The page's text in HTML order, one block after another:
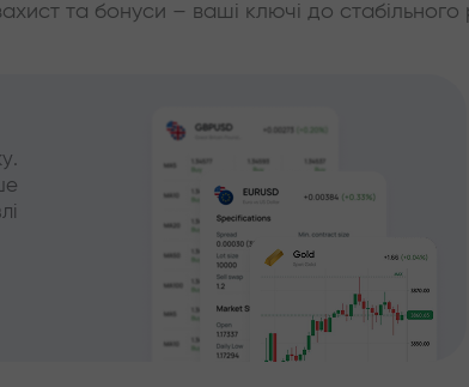
та бонуси – ваші ключі до стабільного